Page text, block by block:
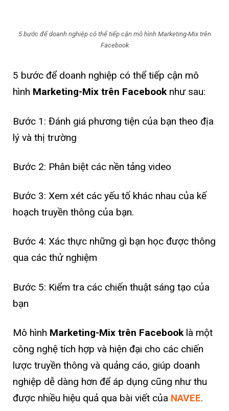
5 bước để doanh nghiệp có thể tiếp cận mô hình Marketing-Mix trên
Facebook
5 bước để doanh nghiệp có thể tiếp cận mô
hình Marketing-Mix trên Facebooknhư sau:
Bước 1: Đánh giá phương tiện của bạn theo địa
lý và thị trường
Bước 2: Phân biệt các nền tảng video
Bước 3: Xem xét các yếu tố khác nhau của kế
hoạch truyền thông của bạn.
Bước 4: Xác thực những gì bạn học được thông
qua các thử nghiệm
Bước 5: Kiểm tra các chiến thuật sáng tạo của
bạn
Mô hình Marketing-Mix trên Facebooklà một
công nghệ tích hợp và hiện đại cho các chiến
lược truyền thông và quảng cáo, giúp doanh
nghiệp dễ dàng hơn để áp dụng cũng như thu
được nhiều hiệu quả qua bài viết của NAVEE.